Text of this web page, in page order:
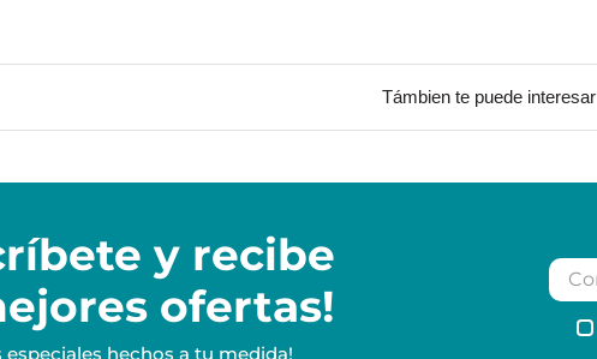
Támbien te puede interesar
y recibe
ofertas!
especiales hechos a tu medida!